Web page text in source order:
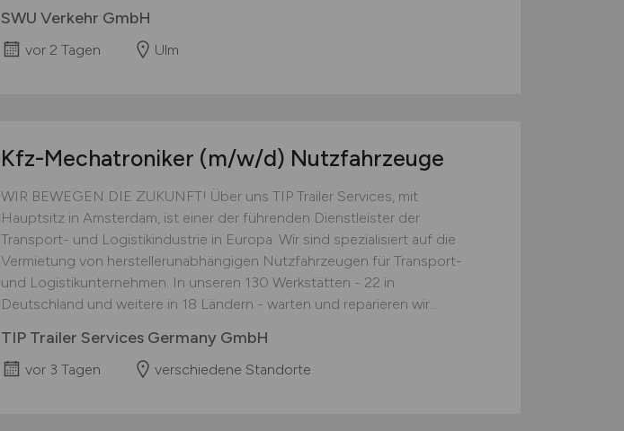
SWU Verkehr GmbH
vor 2 Tagen Ulm
Kfz-Mechatroniker (m/w/d) Nutzfahrzeuge
WIR BEWEGEN DIE ZUKUNFT! Über uns TIP Trailer Services, mit
Hauptsitz in Amsterdam, ist einer der führenden Dienstleister der
Transport- und Logistikindustrie in Europa. Wir sind spezialisiert auf die
Vermietung von herstellerunabhängigen Nutzfahrzeugen für Transport-
und Logistikunternehmen. In unseren 130 Werkstätten - 22 in
Deutschland und weitere in 18 Ländern - warten und reparieren wir...
TIP Trailer Services Germany GmbH
vor 3 Tagen verschiedene Standorte